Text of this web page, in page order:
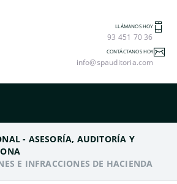
LLÁMANOS HOY
93 451 70 36
CONTÁCTANOS HOY
info@spauditoria.com
- ASESORÍA, AUDITORÍA Y
E INFRACCIONES DE HACIENDA